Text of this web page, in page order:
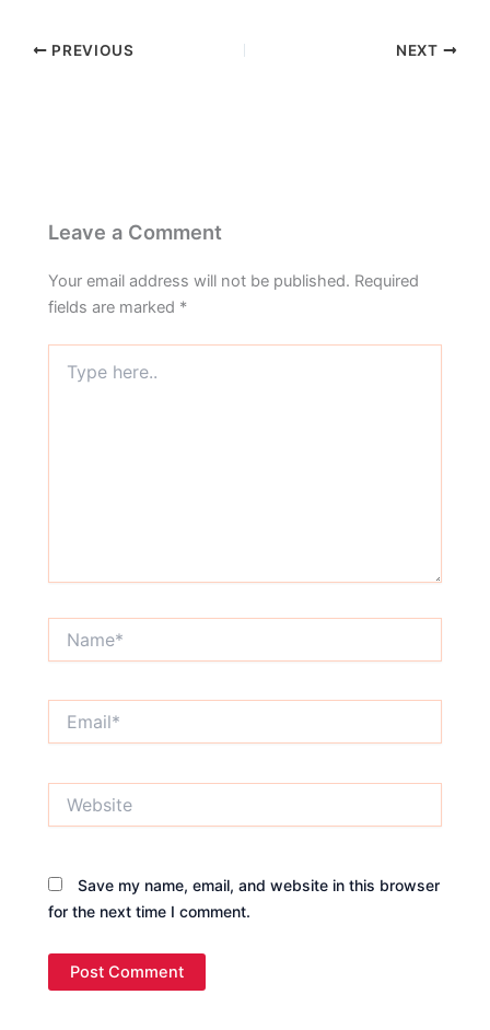
PREVIOUS NEXT
Leave a Comment
Your email address will not be published. Required
fields are marked *
here..
Save my name, email, and website in this browser
for the next time I comment.